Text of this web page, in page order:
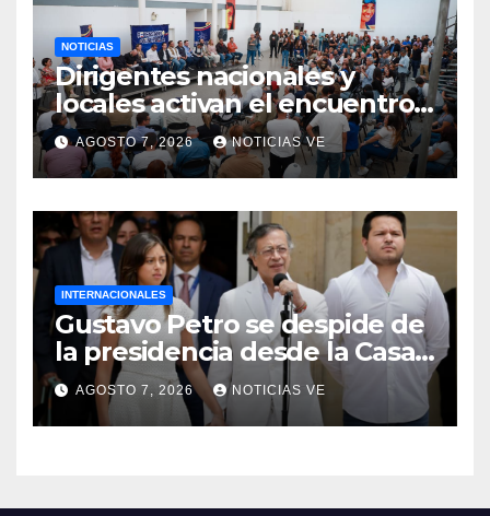
NOTICIAS
Dirigentes nacionales y
locales activan el encuentro
«Repensando a Venezuela»
para impulsar propuestas
desde las comunidades
AGOSTO 7, 2026 NOTICIAS VE
INTERNACIONALES
Gustavo Petro se despide de
la presidencia desde la Casa
de Nariño
AGOSTO 7, 2026 NOTICIAS VE